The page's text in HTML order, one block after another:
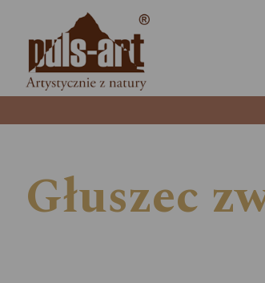
Głuszec